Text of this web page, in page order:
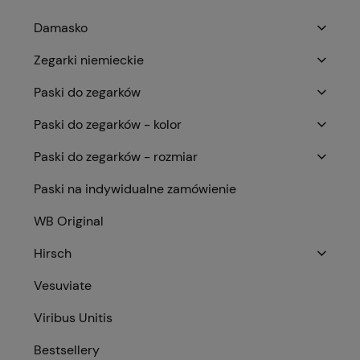
Damasko
Zegarki niemieckie
Paski do zegarków
Paski do zegarków - kolor
Paski do zegarków - rozmiar
Paski na indywidualne zamówienie
WB Original
Hirsch
Vesuviate
Viribus Unitis
Bestsellery